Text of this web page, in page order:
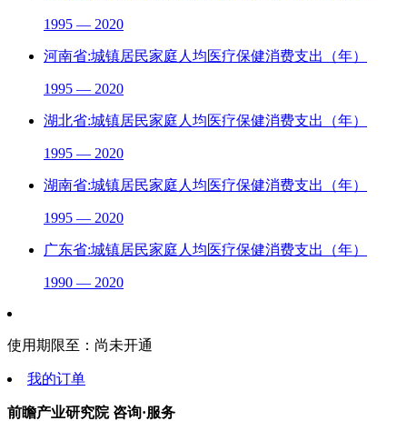
1995 — 2020
河南省:城镇居民家庭人均医疗保健消费支出（年）
1995 — 2020
湖北省:城镇居民家庭人均医疗保健消费支出（年）
1995 — 2020
湖南省:城镇居民家庭人均医疗保健消费支出（年）
1995 — 2020
广东省:城镇居民家庭人均医疗保健消费支出（年）
1990 — 2020
使用期限至： 尚未开通
我的订单
前瞻产业研究院 咨询·服务